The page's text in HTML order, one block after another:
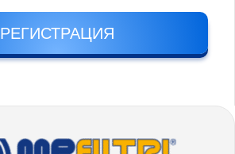
РЕГИСТРАЦИЯ
FOOTER